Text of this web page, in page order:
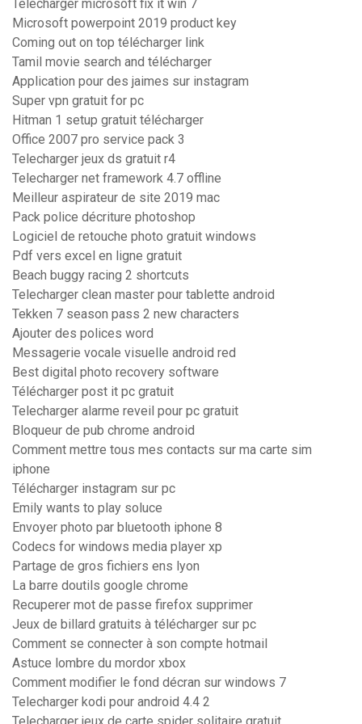
Télécharger microsoft fix it win 7
Microsoft powerpoint 2019 product key
Coming out on top télécharger link
Tamil movie search and télécharger
Application pour des jaimes sur instagram
Super vpn gratuit for pc
Hitman 1 setup gratuit télécharger
Office 2007 pro service pack 3
Telecharger jeux ds gratuit r4
Telecharger net framework 4.7 offline
Meilleur aspirateur de site 2019 mac
Pack police décriture photoshop
Logiciel de retouche photo gratuit windows
Pdf vers excel en ligne gratuit
Beach buggy racing 2 shortcuts
Telecharger clean master pour tablette android
Tekken 7 season pass 2 new characters
Ajouter des polices word
Messagerie vocale visuelle android red
Best digital photo recovery software
Télécharger post it pc gratuit
Telecharger alarme reveil pour pc gratuit
Bloqueur de pub chrome android
Comment mettre tous mes contacts sur ma carte sim
iphone
Télécharger instagram sur pc
Emily wants to play soluce
Envoyer photo par bluetooth iphone 8
Codecs for windows media player xp
Partage de gros fichiers ens lyon
La barre doutils google chrome
Recuperer mot de passe firefox supprimer
Jeux de billard gratuits à télécharger sur pc
Comment se connecter à son compte hotmail
Astuce lombre du mordor xbox
Comment modifier le fond décran sur windows 7
Telecharger kodi pour android 4.4 2